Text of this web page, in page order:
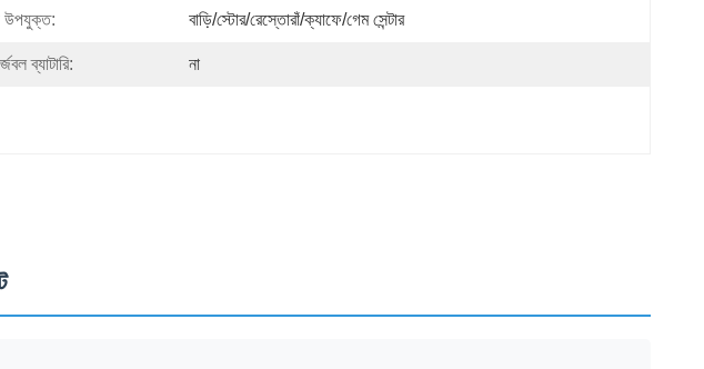
উপযুক্ত: বাড়ি/স্টোর/রেস্তোরাঁ/ক্যাফে/গেম সেন্টার
ব্যাটারি: না